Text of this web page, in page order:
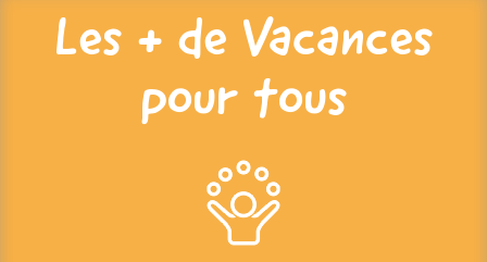
Les + de Vacances
pour tous